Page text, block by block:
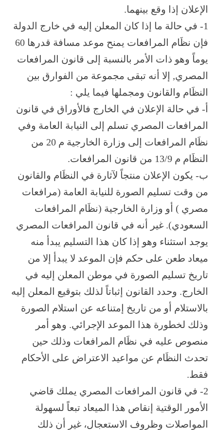
الإعلان إذا وقع بينهما.
1- في حالة ما إذا كان المعلن إليه في خارج الدولة
فإن نظَام المرافعات يمنح موعد مسافة قدرها 60
يوماً وهو ذات الأمر بالنسبة إلى قانون المرافعات
المصري, إلا أنه تبقى مجموعة من الفوارق بين
النظَام والقانون ومجملها فيما يلي :
أ- في حالة الإعلان في الخارج فالأوراق في قانون
المرافعات المصري تسلم إلى النيابة العامة وفي
نظَام المرافعات إلى وزارة الخارجية م 20 من
النظَام م 13/9 من قانون المرافعات.
ب- يكون الإعلان منتجاً لآثارة في النظَام والقانون
من وقت تسليم الصورة للنيابة العامة (مرافعات
مصري ) أو وزارة الخارجية (نظَام المرافعات
السعودي). غير أنه في قانون المرافعات المصري
يوجد استثناء وهو إذا كان هذا التسليم يبدأ منه
ميعاد طعن على حكم فإن الموعد لا يبدأ إلا من
تاريخ تسليم الصورة في موطن المعلن إليه في
الخارج. وحدد القانون إثباتاً لذلك بتوقيع المعلن إليه
بالاستلام أو من تاريخ إمتناعه عن استلام الصورة
وذلك لخطورة هذا الموعد الإجرائي. وهو أمر
منصوص عليه في نظَام المرافعات وذلك حين
تحدث النظَام عن مواعيد الاعتراض على الأحكام
فقط.
2- في قانون المرافعات المصري يملك قاضي
الأمور الوقتية إنقاص هذا الميعاد تبعاً لسهولة
المواصلات وظروف الاستعجال، غير أن ذلك